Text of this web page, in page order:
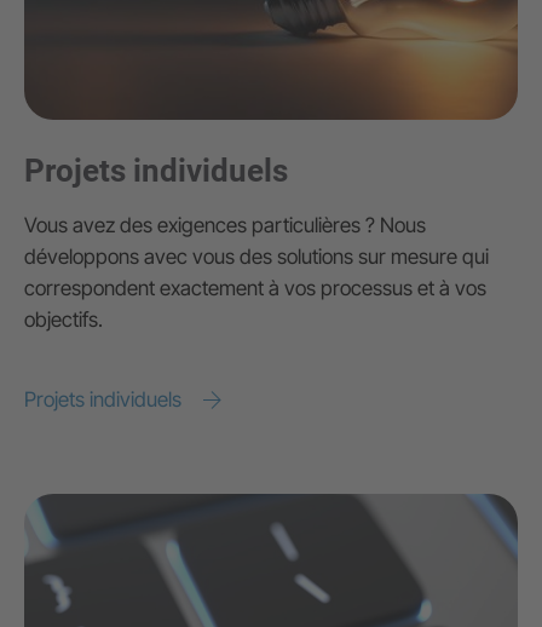
Projets individuels
Vous avez des exigences particulières ? Nous
développons avec vous des solutions sur mesure qui
correspondent exactement à vos processus et à vos
objectifs.
Projets individuels